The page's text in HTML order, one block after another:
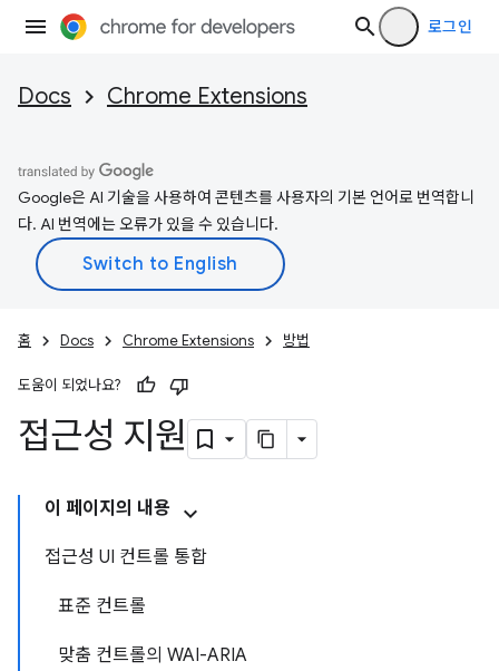
로그인
Docs Chrome Extensions
Google은 AI 기술을 사용하여 콘텐츠를 사용자의 기본 언어로 번역합니
다. AI 번역에는 오류가 있을 수 있습니다.
홈 Docs Chrome Extensions 방법
도움이 되었나요?
접근성 지원
이 페이지의 내용
접근성 UI 컨트롤 통합
표준 컨트롤
맞춤 컨트롤의 WAI-ARIA